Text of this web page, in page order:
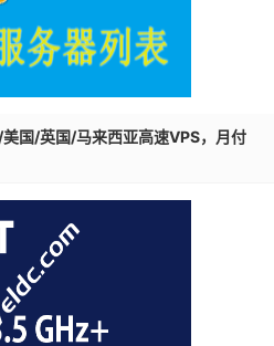
国/英国/马来西亚高速VPS，月付